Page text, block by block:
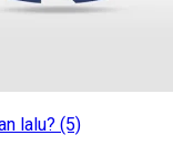
lalu? (5)